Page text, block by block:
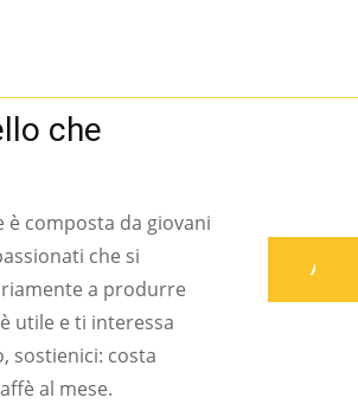
che
è composta da giovani
che si
a produrre
utile e ti interessa
sostienici: costa
al mese.